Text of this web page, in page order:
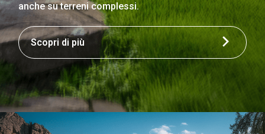
anche su terreni complessi.
Scopri di più